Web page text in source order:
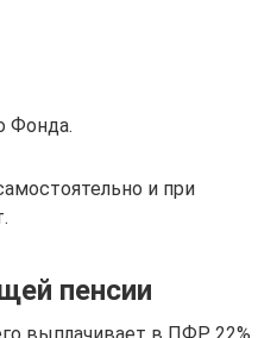
Фонда.
и при
пенсии